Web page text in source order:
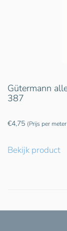
Gütermann
387
€4,75 (Prijs per
Bekijk product